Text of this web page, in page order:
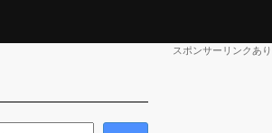
スポンサーリンクあり